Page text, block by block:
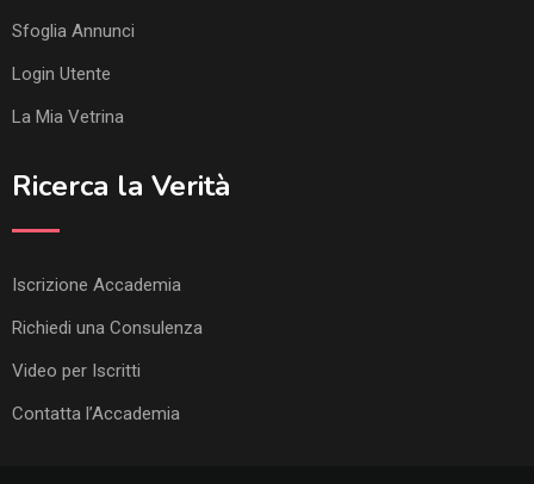
Sfoglia Annunci
Login Utente
La Mia Vetrina
Ricerca la Verità
Iscrizione Accademia
Richiedi una Consulenza
Video per Iscritti
Contatta l’Accademia